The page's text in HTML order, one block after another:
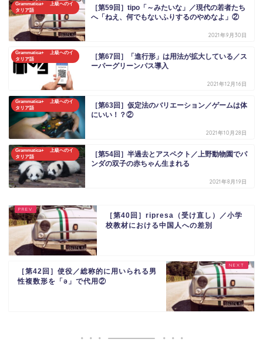
Grammatica+ 上級へのイ
タリア語
［第59回］tipo「～みたいな」／現代の若者たち
へ「ねえ、何でもないふりするのやめなよ」②
2021年9月30日
Grammatica+ 上級へのイ
タリア語
［第67回］「進行形」は用法が拡大している／ス
ーパーグリーンパス導入
2021年12月16日
Grammatica+ 上級へのイ
タリア語
［第63回］仮定法のバリエーション／ゲームは体
にいい！？②
2021年10月28日
Grammatica+ 上級へのイ
タリア語
［第54回］半過去とアスペクト／上野動物園でパ
ンダの双子の赤ちゃん生まれる
2021年8月19日
［第40回］ripresa（受け直し）／小学
校教材における中国人への差別
［第42回］使役／総称的に用いられる男
性複数形を「ǝ」で代用②